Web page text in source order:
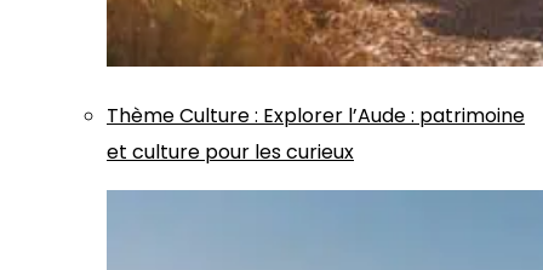
ThèmeCulture: Explorer l’Aude : patrimoine
et culture pour les curieux